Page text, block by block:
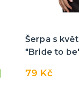
Šerpa s
"Bride to
79 Kč